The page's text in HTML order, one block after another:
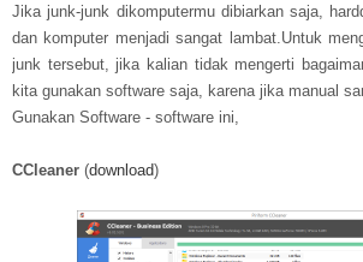
Jika junk-junk dikomputermu dibiarkan saja,
dan komputer menjadi sangat lambat.Untuk
junk tersebut, jika kalian tidak mengerti
kita gunakan software saja, karena jika manual
Gunakan Software - software ini,
CCleaner (download)